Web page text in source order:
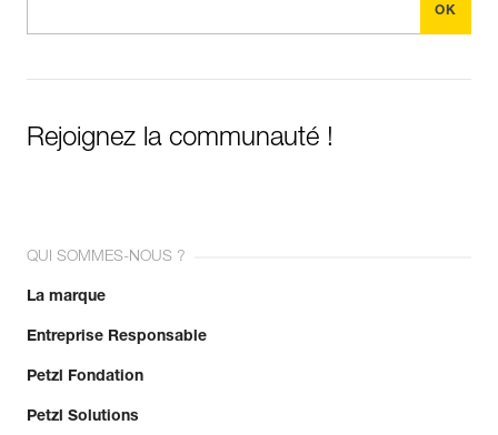
Rejoignez la communauté !
QUI SOMMES-NOUS ?
La marque
Entreprise Responsable
Petzl Fondation
Petzl Solutions